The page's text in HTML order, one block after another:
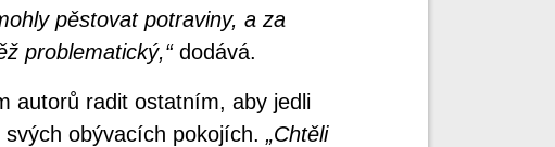
pěstovat potraviny, a za
problematický,“dodává.
autorů radit ostatním, aby jedli
obývacích pokojích. „Chtěli